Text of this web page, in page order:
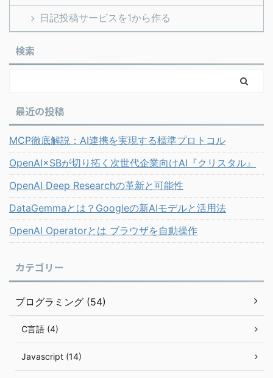
日記投稿サービスを1から作る
検索
最近の投稿
MCP徹底解説：AI連携を実現する標準プロトコル
OpenAI×SBが切り拓く次世代企業向けAI『クリスタル』
OpenAI Deep Researchの革新と可能性
DataGemmaとは？Googleの新AIモデルと活用法
OpenAI Operatorとは ブラウザを自動操作
カテゴリー
プログラミング (54)
C言語 (4)
Javascript (14)